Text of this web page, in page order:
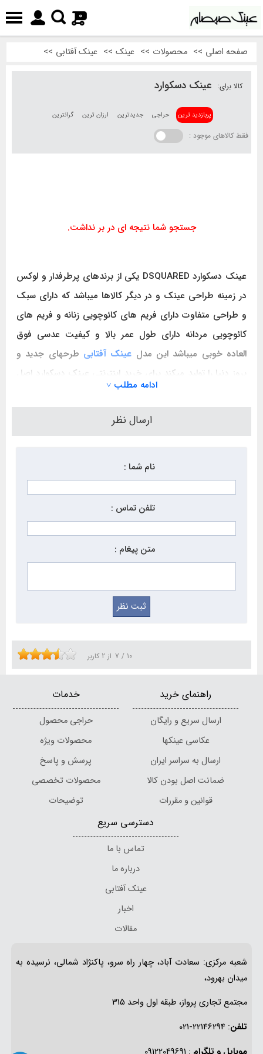
0
صفحه اصلی >> محصولات >> عینک >> عینک آفتابی >>
کالا برای: عینک دسکوارد
پربازدید ترین حراجی جدیدترین ارزان ترین گرانترین
فقط کالاهای موجود :
جستجو شما نتیجه ای در بر نداشت.
عینک دسکوارد DSQUARED یکی از برندهای پرطرفدار و لوکس
در زمینه طراحی عینک و در دیگر کالاها میباشد که دارای سبک
و طراحی متفاوت دارای فریم های کائوچویی زنانه و فریم های
کائوچویی مردانه دارای طول عمر بالا و کیفیت عدسی فوق
العاده خوبی میباشد این مدل عینک آفتابی طرحهای جدید و
بروز دنیا را تولید میکند برای خرید اینترنتی عینک دسکوارد اصل
از فروشگاه گلسز کالا سفارش دهید.
ادامه مطلب ˅
ارسال نظر
نام شما :
تلفن تماس :
متن پیغام :
7 / 10 از 2 کاربر
راهنمای خرید
ارسال سریع و رایگان
عکاسی عینکها
ارسال به سراسر ایران
ضمانت اصل بودن کالا
قوانین و مقررات
خدمات
حراجی محصول
محصولات ویژه
پرسش و پاسخ
محصولات تخصصی
توضیحات
دسترسی سریع
تماس با ما
درباره ما
عینک آفتابی
اخبار
مقالات
شعبه مرکزی: سعادت آباد، چهار راه سرو، پاکنژاد شمالی، نرسیده به
میدان بهرود،
مجتمع تجاری پرواز، طبقه اول واحد 315
تلفن: 22146294-021